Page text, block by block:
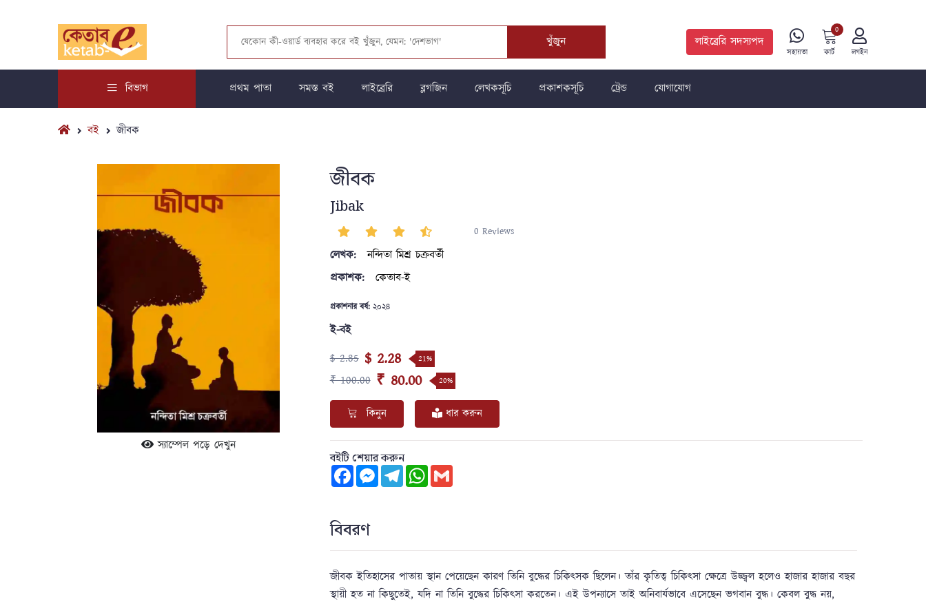
খুঁজুন লাইব্রেরি সদস্যপদ
সহায়তা কার্ট
0
লগইন
বিভাগ প্রথম পাতা সমস্ত বই লাইব্রেরি ব্লগজিন লেখকসূচি প্রকাশকসূচি ট্রেন্ড যোগাযোগ
বই জীবক
স্যাম্পেল পড়ে দেখুন
জীবক
Jibak
0 Reviews
লেখক:
নন্দিতা মিশ্র চক্রবর্তী
প্রকাশক:
কেতাব-ই
প্রকাশনার বর্ষ:২০২৪
ই-বই
$ 2.85 $ 2.28 21%
₹ 100.00 ₹ 80.00 20%
কিনুন ধার করুন
বইটি শেয়ার করুন
FacebookMessenger
TelegramWhatsApp
Gmail
বিবরণ
জীবক ইতিহাসের পাতায় স্থান পেয়েছেন কারণ তিনি বুদ্ধের চিকিৎসক ছিলেন। তাঁর কৃতিত্ব চিকিৎসা ক্ষেত্রে উজ্জ্বল হলেও হাজার হাজার বছর
স্থায়ী হত না কিছুতেই, যদি না তিনি বুদ্ধের চিকিৎসা করতেন। এই উপন্যাসে তাই অনিবার্যভাবে এসেছেন ভগবান বুদ্ধ। কেবল বুদ্ধ নয়,